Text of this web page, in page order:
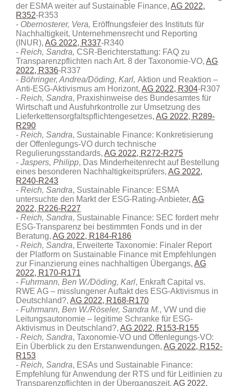
der ESMA weiter auf Sustainable Finance,AG 2022,
R352-R353
Obernosterer, Vera, Eröffnungsfeier des Instituts für
Nachhaltigkeit, Unternehmensrecht und Reporting
(INUR),AG 2022, R337-R340
Reich, Sandra, CSR-Berichterstattung: FAQ zu
Transparenzpflichten nach Art. 8 der Taxonomie-VO,AG
2022, R336-R337
Böhringer, Andrea/Döding, Karl,Aktion und Reaktion –
Anti-ESG-Aktivismus am Horizont,AG 2022, R304-R307
Reich, Sandra, Praxishinweise des Bundesamtes für
Wirtschaft und Ausfuhrkontrolle zur Umsetzung des
Lieferkettensorgfaltspflichtengesetzes,AG 2022, R289-
R290
Reich, Sandra, Sustainable Finance: Konkretisierung
der Offenlegungs-VO durch technische
Regulierungsstandards,AG 2022, R272-R275
Jaspers, Philipp, Das Minderheitenrecht auf Bestellung
eines besonderen Nachhaltigkeitsprüfers,AG 2022,
R240-R243
Reich, Sandra, Sustainable Finance: ESMA
untersuchte den Markt der ESG-Rating-Anbieter,AG
2022, R226-R227
Reich, Sandra, Sustainable Finance: SEC fordert mehr
ESG-Transparenz bei bestimmten Fonds und in der
Beratung,AG 2022, R184-R186
Reich, Sandra, Erweiterte Taxonomie: Finaler Report
der Platform on Sustainable Finance mit Empfehlungen
zur Finanzierung eines nachhaltigen Übergangs,AG
2022, R170-R171
Fuhrmann, Ben W./Döding, Karl, Enkraft Capital vs.
RWE AG – misslungener Auftakt des ESG-Aktivismus in
Deutschland?,AG 2022, R168-R170
Fuhrmann, Ben W./Röseler, Sandra M., VW und die
Leitungsautonomie – legitime Schranke für ESG-
Aktivismus in Deutschland?,AG 2022, R153-R155
Reich, Sandra, Taxonomie-VO und Offenlegungs-VO:
Ein Überblick zu den Erstanwendungen,AG 2022, R152-
R153
Reich, Sandra, ESAs und Sustainable Finance:
Empfehlung für Anwendung der RTS und für Leitlinien zu
Transparenzpflichten in der Übergangszeit,AG 2022,